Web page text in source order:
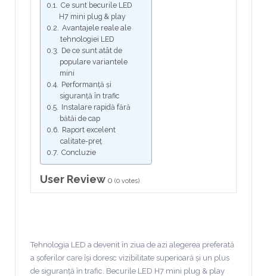
Ce sunt becurile LED
H7 mini plug & play
Avantajele reale ale
tehnologiei LED
De ce sunt atât de
populare variantele
mini
Performanță și
siguranță în trafic
Instalare rapidă fără
bătăi de cap
Raport excelent
calitate-preț
Concluzie
User Review 0 (0 votes)
Tehnologia LED a devenit în ziua de azi alegerea preferată
a șoferilor care își doresc vizibilitate superioară și un plus
de siguranță în trafic. Becurile LED H7 mini plug & play